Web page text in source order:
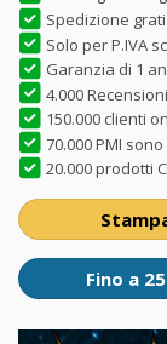
Spedizione
Solo per P.IVA
Garanzia di 1
4.000
150.000 clienti
70.000 PMI
20.000 prodotti
Fino a